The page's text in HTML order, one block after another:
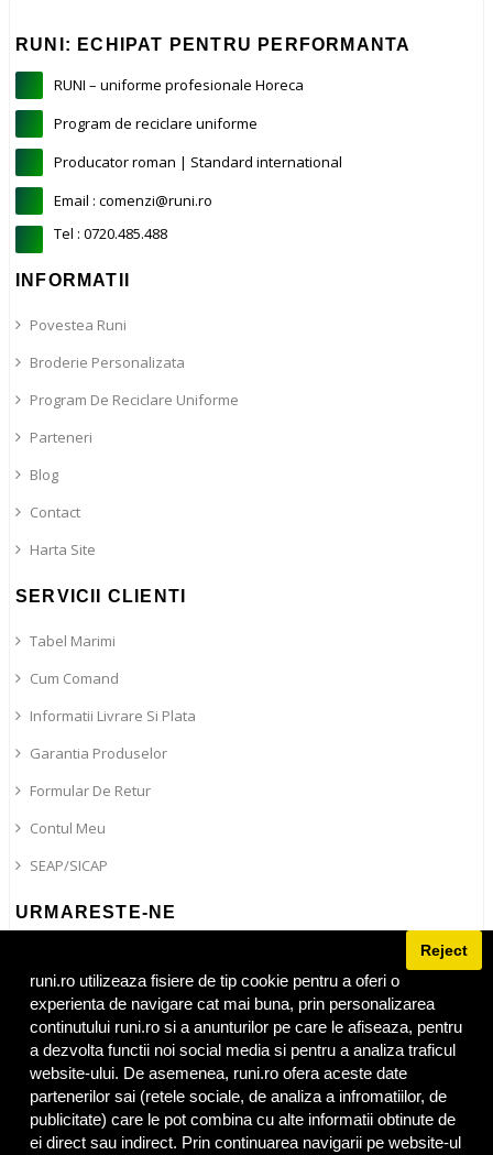
runi.ro utilizeaza fisiere de tip cookie pentru a oferi o
experienta de navigare cat mai buna, prin personalizarea
continutului runi.ro si a anunturilor pe care le afiseaza, pentru
a dezvolta functii noi social media si pentru a analiza traficul
website-ului. De asemenea, runi.ro ofera aceste date
partenerilor sai (retele sociale, de analiza a infromatiilor, de
publicitate) care le pot combina cu alte informatii obtinute de
ei direct sau indirect. Prin continuarea navigarii pe website-ul
Reject
RUNI: ECHIPAT PENTRU PERFORMANTA
RUNI – uniforme profesionale Horeca
Program de reciclare uniforme
Producator roman | Standard international
Email : comenzi@runi.ro
Tel : 0720.485.488
INFORMATII
Povestea Runi
Broderie Personalizata
Program De Reciclare Uniforme
Parteneri
Blog
Contact
Harta Site
SERVICII CLIENTI
Tabel Marimi
Cum Comand
Informatii Livrare Si Plata
Garantia Produselor
Formular De Retur
Contul Meu
SEAP/SICAP
URMARESTE-NE
Facebook
Instagram
Tiktok
Adresa runi.ro:Bulevardul 1 Mai nr 86,Craiova,Dolj,200326Tel: